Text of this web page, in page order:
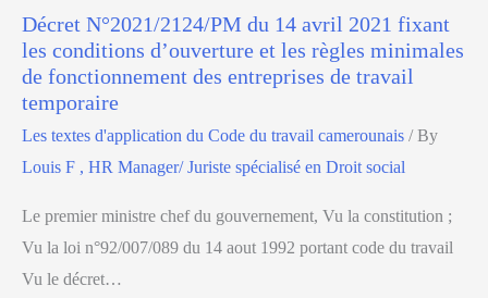
Décret N°2021/2124/PM du 14 avril 2021 fixant
les conditions d’ouverture et les règles minimales
de fonctionnement des entreprises de travail
temporaire
Les textes d'application du Code du travail camerounais / By
Louis F , HR Manager/ Juriste spécialisé en Droit social
Le premier ministre chef du gouvernement, Vu la constitution ;
Vu la loi n°92/007/089 du 14 aout 1992 portant code du travail
Vu le décret…